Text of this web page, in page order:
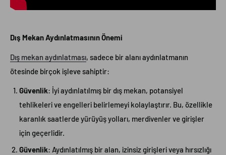
Dış Mekan Aydınlatmasının Önemi
Dış mekan aydınlatması, sadece bir alanı aydınlatmanın
ötesinde birçok işleve sahiptir:
Güvenlik: İyi aydınlatılmış bir dış mekan, potansiyel
tehlikeleri ve engelleri belirlemeyi kolaylaştırır. Bu, özellikle
karanlık saatlerde yürüyüş yolları, merdivenler ve girişler
için geçerlidir.
Güvenlik: Aydınlatılmış bir alan, izinsiz girişleri veya hırsızlığı